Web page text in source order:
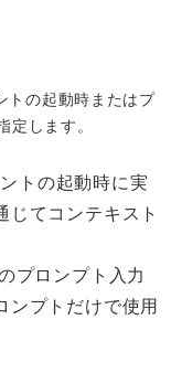
トの起動時またはプ
定します。
トの起動時に実
じてコンテキスト
プロンプト入力
ンプトだけで使用